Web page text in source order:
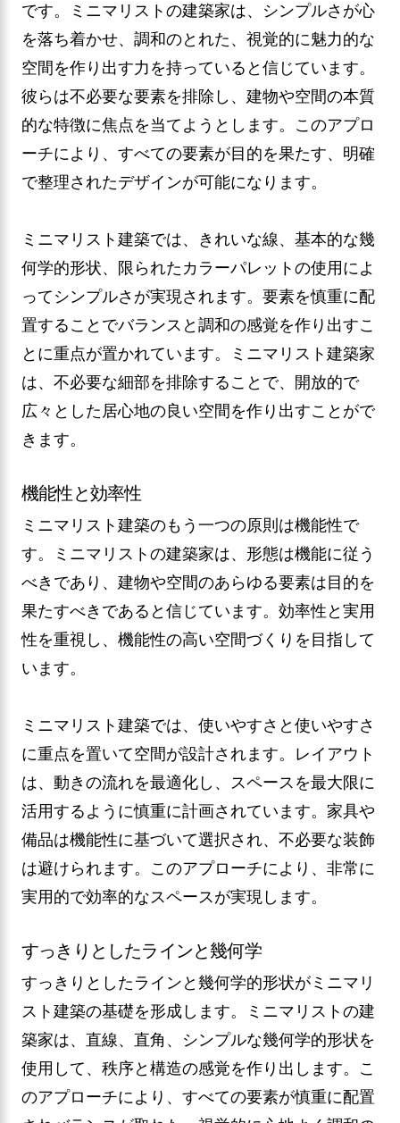
です。ミニマリストの建築家は、シンプルさが心
を落ち着かせ、調和のとれた、視覚的に魅力的な
空間を作り出す力を持っていると信じています。
彼らは不必要な要素を排除し、建物や空間の本質
的な特徴に焦点を当てようとします。このアプロ
ーチにより、すべての要素が目的を果たす、明確
で整理されたデザインが可能になります。
ミニマリスト建築では、きれいな線、基本的な幾
何学的形状、限られたカラーパレットの使用によ
ってシンプルさが実現されます。要素を慎重に配
置することでバランスと調和の感覚を作り出すこ
とに重点が置かれています。ミニマリスト建築家
は、不必要な細部を排除することで、開放的で
広々とした居心地の良い空間を作り出すことがで
きます。
機能性と効率性
ミニマリスト建築のもう一つの原則は機能性で
す。ミニマリストの建築家は、形態は機能に従う
べきであり、建物や空間のあらゆる要素は目的を
果たすべきであると信じています。効率性と実用
性を重視し、機能性の高い空間づくりを目指して
います。
ミニマリスト建築では、使いやすさと使いやすさ
に重点を置いて空間が設計されます。レイアウト
は、動きの流れを最適化し、スペースを最大限に
活用するように慎重に計画されています。家具や
備品は機能性に基づいて選択され、不必要な装飾
は避けられます。このアプローチにより、非常に
実用的で効率的なスペースが実現します。
すっきりとしたラインと幾何学
すっきりとしたラインと幾何学的形状がミニマリ
スト建築の基礎を形成します。ミニマリストの建
築家は、直線、直角、シンプルな幾何学的形状を
使用して、秩序と構造の感覚を作り出します。こ
のアプローチにより、すべての要素が慎重に配置